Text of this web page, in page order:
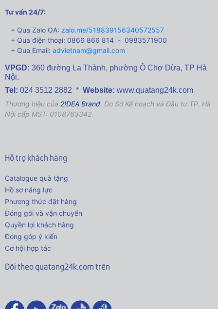
Tư vấn 24/7:
+ Qua Zalo OA: zalo.me/518839156340572557
+ Qua điện thoại: 0866 866 814 - 0983571900
+ Qua Email: advietnam@gmail.com
VPGD: 360 đường La Thành, phường Ô Chợ Dừa, TP Hà
Nội.
Tel: 024 3512 2882 * Website: www.quatang24k.com
Thương hiệu của 2IDEA Brand. Do Sở Kế hoạch và Đầu tư TP. Hà
Nội cấp MST: 0108763342.
Hỗ trợ khách hàng
Catalogue quà tặng
Hồ sơ năng lực
Phương thức đặt hàng
Đóng gói và vận chuyển
Quyền lợi khách hàng
Đóng góp ý kiến
Cơ hội hợp tác
Dõi theo quatang24k.com trên